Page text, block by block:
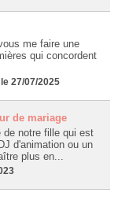
me faire une
qui concordent
27/07/2025
de mariage
de notre fille qui est
d'animation ou un
plus en...